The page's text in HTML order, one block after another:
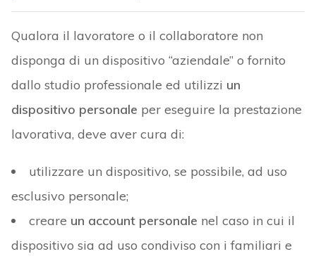
Qualora il lavoratore o il collaboratore non
disponga di un dispositivo “aziendale” o fornito
dallo studio professionale ed utilizzi un
dispositivo personale per eseguire la prestazione
lavorativa, deve aver cura di:
utilizzare un dispositivo, se possibile, ad uso
esclusivo personale;
creare un account personale nel caso in cui il
dispositivo sia ad uso condiviso con i familiari e